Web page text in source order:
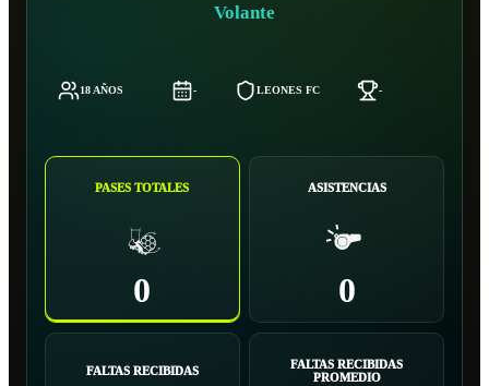
Volante
18 AÑOS - LEONES FC -
PASES TOTALES
0
ASISTENCIAS
0
FALTAS RECIBIDAS
FALTAS RECIBIDAS
PROMEDIO